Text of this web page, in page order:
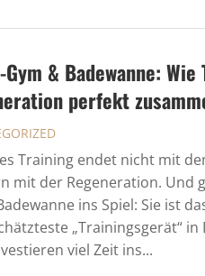
& Badewanne:
perfekt
Training endet nicht mit
mit der Regeneration. Und
ins Spiel: Sie ist
„Trainingsgerät“ in
viel Zeit ins...